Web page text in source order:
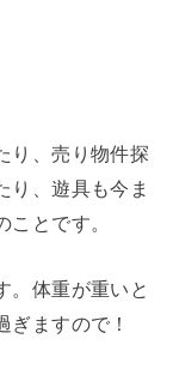
り、売り物件探
り、遊具も今ま
とです。
。体重が重いと
ぎますので！